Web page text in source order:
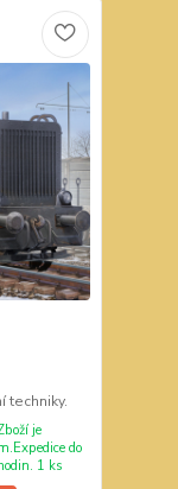
techniky.
je
do
1 ks